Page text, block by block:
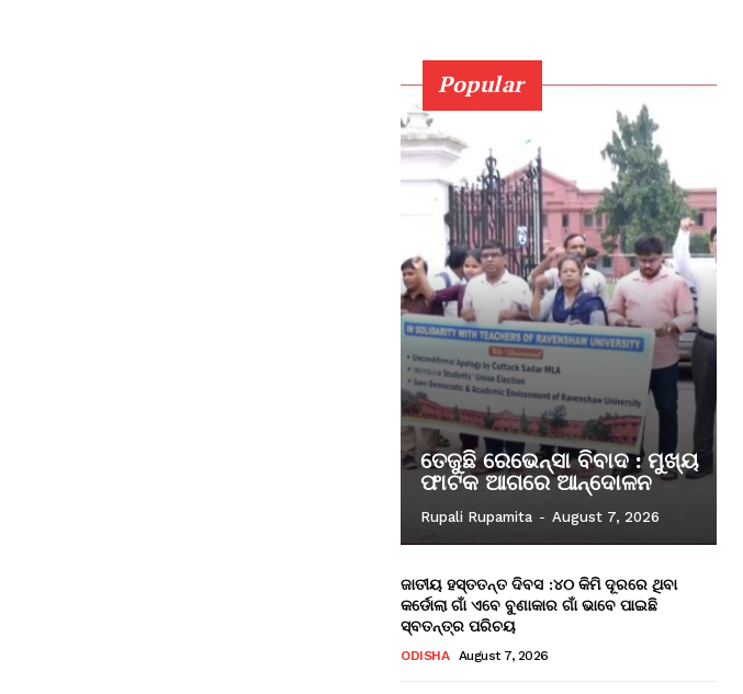
Popular
ତେଜୁଛି ରେଭେନ୍ସା ବିବାଦ : ମୁଖ୍ୟ
ଫାଟକ ଆଗରେ ଆନ୍ଦୋଳନ
Rupali Rupamita - August 7, 2026
ଜାତୀୟ ହସ୍ତତନ୍ତ ଦିବସ :୪୦ କିମି ଦୂରରେ ଥିବା
କର୍ଡୋଲା ଗାଁ ଏବେ ବୁଣାକାର ଗାଁ ଭାବେ ପାଇଛି
ସ୍ବତନ୍ତ୍ର ପରିଚୟ
ODISHA August 7, 2026